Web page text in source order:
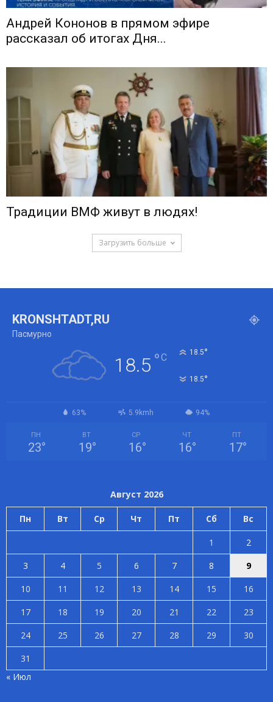
Андрей Кононов в прямом эфире
рассказал об итогах Дня...
Традиции ВМФ живут в людях!
Загрузить больше
KRONSHTADT,RU
Пасмурно
18.5 °C 18.5°
18.5°
63% 5.9kmh 94%
ПН
23°
ВТ
19°
СР
16°
ЧТ
16°
ПТ
17°
Август 2026
Пн Вт Ср Чт Пт Сб Вс
1
2
3
4 5 6 7 8
9
10
11 12 13 14 15
16
17
18 19 20 21 22
23
24
25 26 27 28 29
30
31
« Июл